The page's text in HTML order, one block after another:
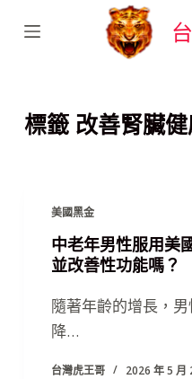
跳
內
標籤改善腎臟
美國黑金
中老年男性服用美
並改善性功能嗎？
隨著年齡的增長，
降…
台灣虎王哥 2026 年 5 月